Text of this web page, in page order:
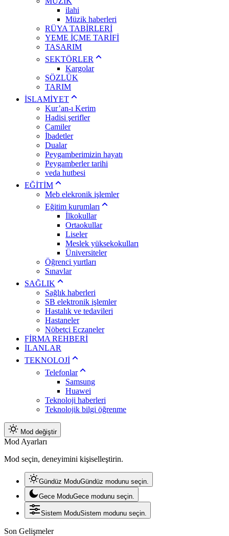
ilahi
Müzik haberleri
RÜYA TABİRLERİ
YEME İÇME TARİFİ
TASARIM
SEKTÖRLER
Kargolar
SÖZLÜK
TARIM
İSLAMİYET
Kur’an-ı Kerim
Hadisi şerifler
Camiler
İbadetler
Dualar
Peygamberimizin hayatı
Peygamberler tarihi
veda hutbesi
EĞİTİM
Meb elekronik işlemler
Eğitim kurumları
İlkokullar
Ortaokullar
Liseler
Meslek yüksekokulları
Üniversiteler
Öğrenci yurtları
Sınavlar
SAĞLIK
Sağlık haberleri
SB elektronik işlemler
Hastalık ve tedavileri
Hastaneler
Nöbetçi Eczaneler
FİRMA REHBERİ
İLANLAR
TEKNOLOJİ
Telefonlar
Samsung
Huawei
Teknoloji haberleri
Teknolojik bilgi öğrenme
Mod değiştir
Mod Ayarları
Mod seçin, deneyimini kişiselleştirin.
Gündüz ModuGündüz modunu seçin.
Gece ModuGece modunu seçin.
Sistem ModuSistem modunu seçin.
Son Gelişmeler